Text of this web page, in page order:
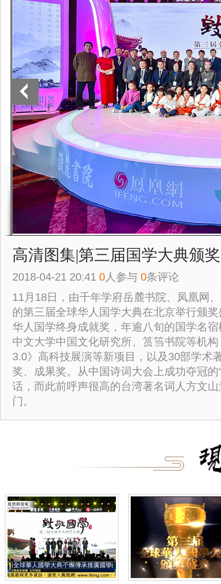
高清图集|第三届国学大典颁
2018-04-21 20:41 0人参与 0条评论
11月18日，由千年学府岳麓书院、凤凰网
的第三届全球华人国学大典在北京举行颁
华人国学终身成就奖，年逾八旬的国学名
中文大学中国文化研究所、筼筜书院等机
3.0》高科技展演等新项目，以及30部学术
奖、成果奖。从中国诗词大会上成功夺冠的
话，而此前呼声很高的台湾著名词人方文
门。